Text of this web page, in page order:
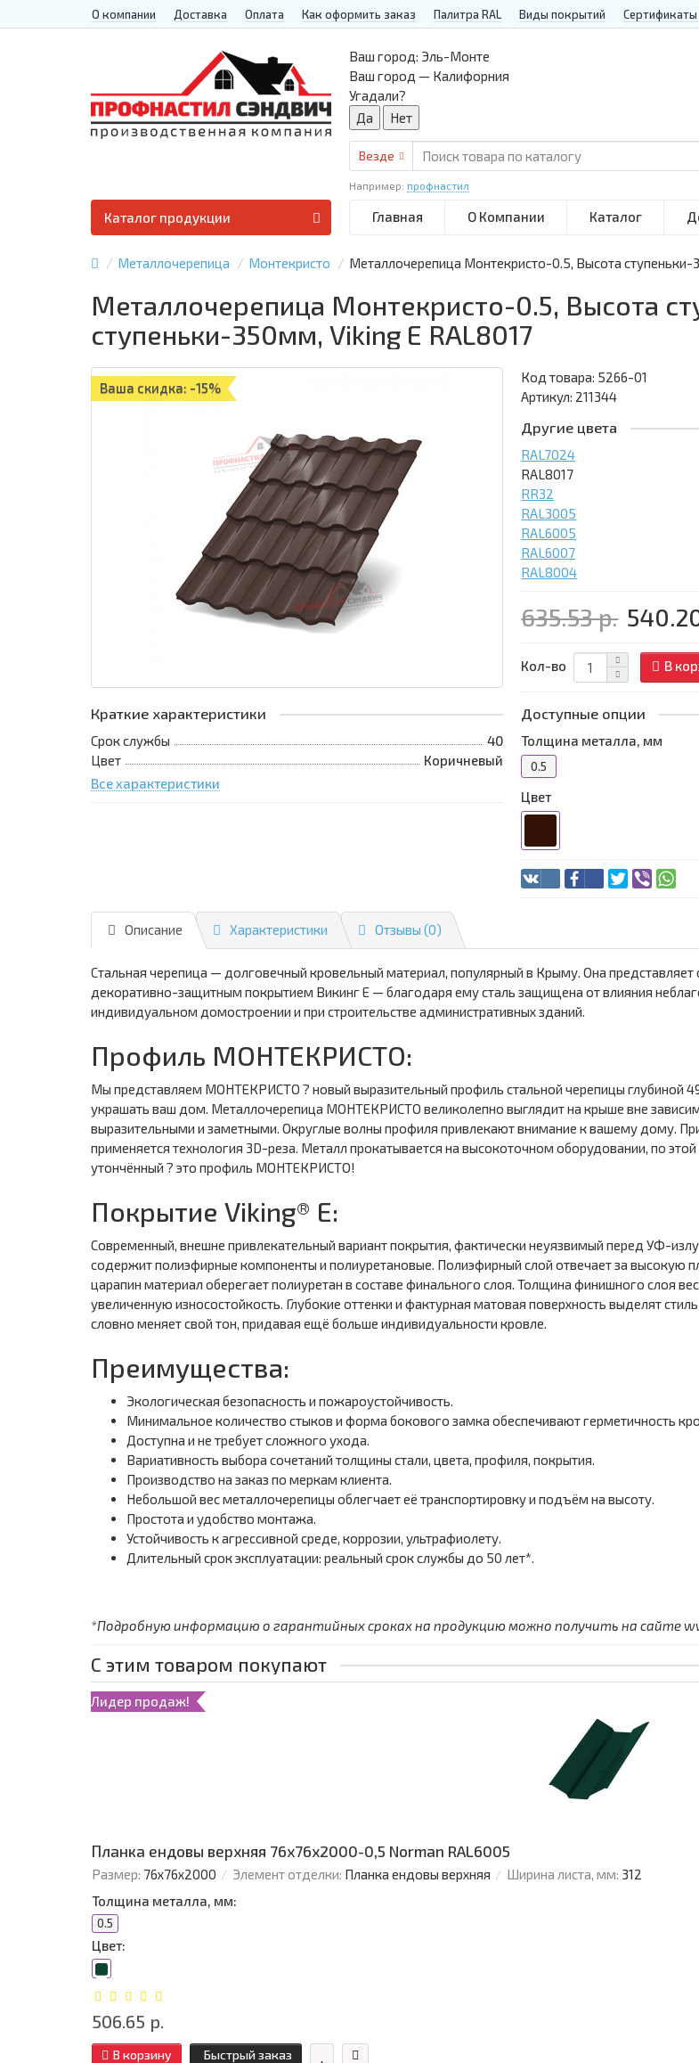
О компании Доставка Оплата Как оформить заказ Палитра RAL Виды покрытий Сертификаты
Ваш город: Эль-Монте
Ваш город — Калифорния
Угадали?
Везде
Например: профнастил
Главная О Компании Каталог
Каталог продукции
Металлочерепица Монтекристо Металлочерепица Монтекристо-0.5, Высота
Металлочерепица Монтекристо-0.5, Высота
ступеньки-350мм, Viking E RAL8017
Ваша скидка: -15%
Краткие характеристики
Срок службы
40
Цвет
Коричневый
Все характеристики
Код товара: 5266-01
Артикул: 211344
Другие цвета
RAL7024
RAL8017
RR32
RAL3005
RAL6005
RAL6007
RAL8004
635.53 р.
Кол-во В
Доступные опции
Толщина металла, мм
0.5
Цвет
Описание Характеристики Отзывы (0)
Стальная черепица — долговечный кровельный материал, популярный в Крыму. Она
декоративно-защитным покрытием Викинг Е — благодаря ему сталь защищена от влияния
индивидуальном домостроении и при строительстве административных зданий.
Профиль МОНТЕКРИСТО:
Мы представляем МОНТЕКРИСТО ? новый выразительный профиль стальной черепицы глубиной
украшать ваш дом. Металлочерепица МОНТЕКРИСТО великолепно выглядит на крыше вне
выразительными и заметными. Округлые волны профиля привлекают внимание к вашему дому.
применяется технология 3D-реза. Металл прокатывается на высокоточном оборудовании, по
утончённый ? это профиль МОНТЕКРИСТО!
Покрытие Viking® E:
Современный, внешне привлекательный вариант покрытия, фактически неуязвимый перед УФ-
содержит полиэфирные компоненты и полиуретановые. Полиэфирный слой отвечает за высокую
царапин материал оберегает полиуретан в составе финального слоя. Толщина финишного слоя
увеличенную износостойкость. Глубокие оттенки и фактурная матовая поверхность выделят
словно меняет свой тон, придавая ещё больше индивидуальности кровле.
Преимущества:
Экологическая безопасность и пожароустойчивость.
Минимальное количество стыков и форма бокового замка обеспечивают герметичность
Доступна и не требует сложного ухода.
Вариативность выбора сочетаний толщины стали, цвета, профиля, покрытия.
Производство на заказ по меркам клиента.
Небольшой вес металлочерепицы облегчает её транспортировку и подъём на высоту.
Простота и удобство монтажа.
Устойчивость к агрессивной среде, коррозии, ультрафиолету.
Длительный срок эксплуатации: реальный срок службы до 50 лет*.
*Подробную информацию о гарантийных сроках на продукцию можно получить на сайте
С этим товаром покупают
Лидер продаж!
Планка ендовы верхняя 76х76х2000-0,5 Norman RAL6005
Размер: 76х76х2000 Элемент отделки: Планка ендовы верхняя Ширина листа, мм: 312
Толщина металла, мм:
0.5
Цвет:
506.65 р.
В корзину Быстрый заказ